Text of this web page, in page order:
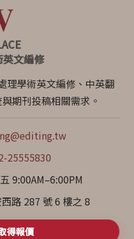
文編修
理學術英文編修、中英翻
期刊投稿相關需求。
25555830
9:00AM–6:00PM
路 287 號 6 樓之 8
得報價